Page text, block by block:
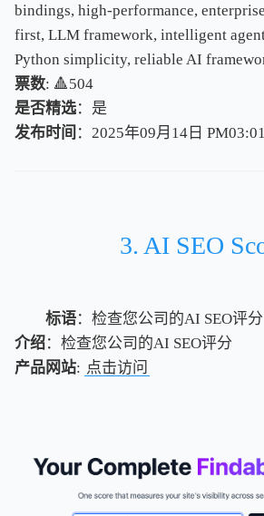
bindings, high-performance,
first, LLM framework, intelligent
Python simplicity, reliable AI
票数: 🔺504
是否精选：是
发布时间 ：2025年09月14日 PM03:01
3. AI SEO
标语：检查您公司的AI SEO评分
介绍：检查您公司的AI SEO评分
产品网站: 点击访问